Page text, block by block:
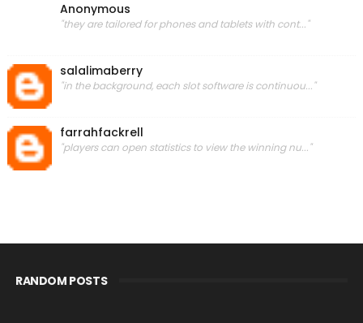
Anonymous
"they are tailored for phones and tablets with cont..."
salalimaberry
"in the background, each slot software is continuou..."
farrahfackrell
"players can open statistics to view the winning nu..."
RANDOM POSTS